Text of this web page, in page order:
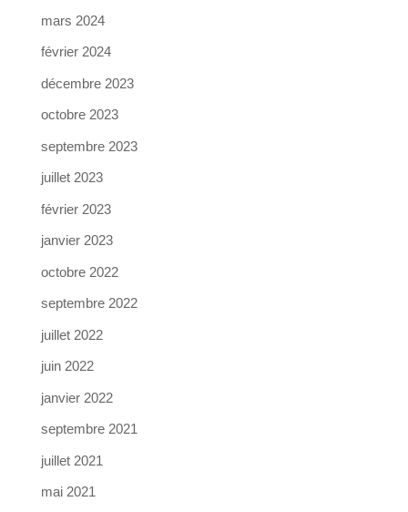
mars 2024
février 2024
décembre 2023
octobre 2023
septembre 2023
juillet 2023
février 2023
janvier 2023
octobre 2022
septembre 2022
juillet 2022
juin 2022
janvier 2022
septembre 2021
juillet 2021
mai 2021